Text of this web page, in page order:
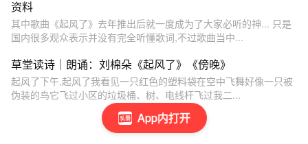
App内打开
资料
其中歌曲《起风了》去年推出后就一度成为了大家必听的神... 只是
国内很多观众表示并没有完全听懂歌词,不过歌曲当中...
草堂读诗｜朗诵：刘棉朵《起风了》《傍晚》
起风了下午,起风了我看见一只红色的塑料袋在空中飞舞好像一只被
伪装的鸟它飞过小区的垃圾桶、树、电线杆飞过我二...